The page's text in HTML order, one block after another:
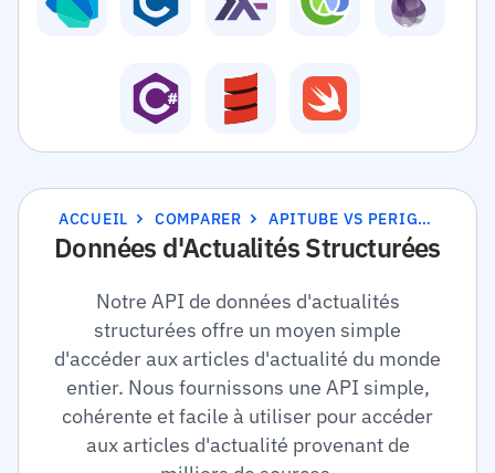
ACCUEIL COMPARER APITUBE VS PERIGON
Données d'Actualités Structurées
Notre API de données d'actualités
structurées offre un moyen simple
d'accéder aux articles d'actualité du monde
entier. Nous fournissons une API simple,
cohérente et facile à utiliser pour accéder
aux articles d'actualité provenant de